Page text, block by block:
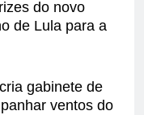
do novo
de Lula para a
gabinete de
ventos do